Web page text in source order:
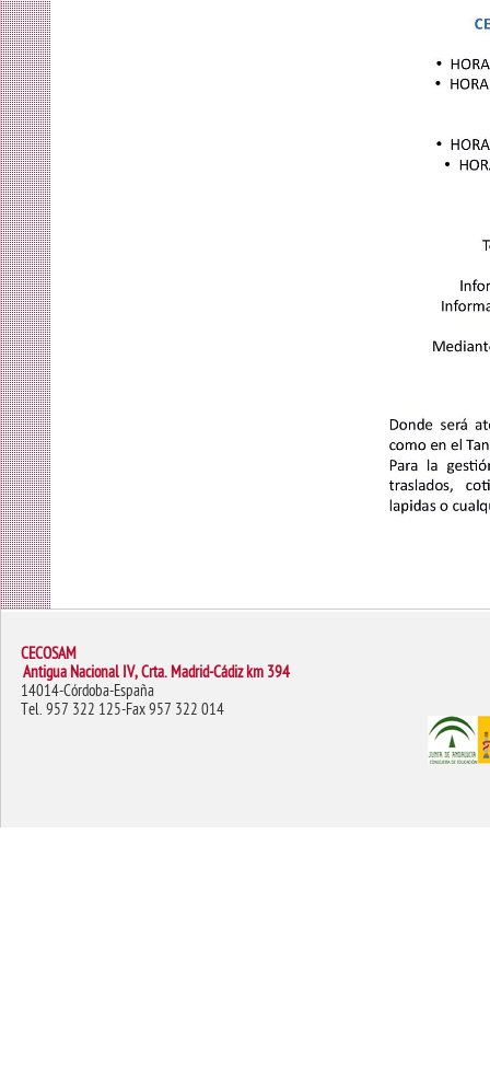
CECOSAM
Antigua Nacional IV, Crta. Madrid-Cádiz km 394
14014-Córdoba-España
Tel. 957 322 125-Fax 957 322 014